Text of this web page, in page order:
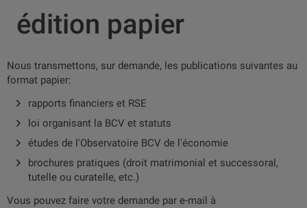
édition papier
Nous transmettons, sur demande, les publications suivantes au
format papier:
rapports financiers et RSE
loi organisant la BCV et statuts
études de l'Observatoire BCV de l'économie
brochures pratiques (droit matrimonial et successoral,
tutelle ou curatelle, etc.)
Vous pouvez faire votre demande par e-mail à